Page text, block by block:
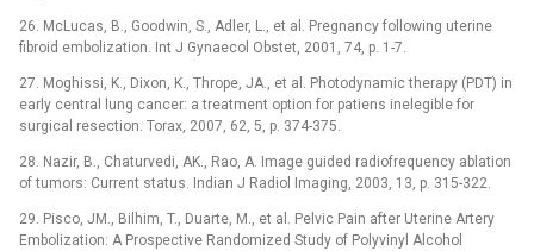
26. McLucas, B., Goodwin, S., Adler, L., et al. Pregnancy following uterine
fibroid embolization. Int J Gynaecol Obstet, 2001, 74, p. 1-7.
27. Moghissi, K., Dixon, K., Thrope, JA., et al. Photodynamic therapy (PDT) in
early central lung cancer: a treatment option for patiens inelegible for
surgical resection. Torax, 2007, 62, 5, p. 374-375.
28. Nazir, B., Chaturvedi, AK., Rao, A. Image guided radiofrequency ablation
of tumors: Current status. Indian J Radiol Imaging, 2003, 13, p. 315-322.
29. Pisco, JM., Bilhim, T., Duarte, M., et al. Pelvic Pain after Uterine Artery
Embolization: A Prospective Randomized Study of Polyvinyl Alcohol